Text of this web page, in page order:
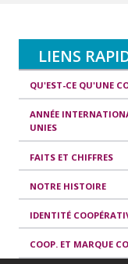
LIENS
QU'EST-CE QU'UNE
ANNÉE
UNIES
FAITS ET CHIFFRES
NOTRE HISTOIRE
IDENTITÉ
COOP. ET MARQUE